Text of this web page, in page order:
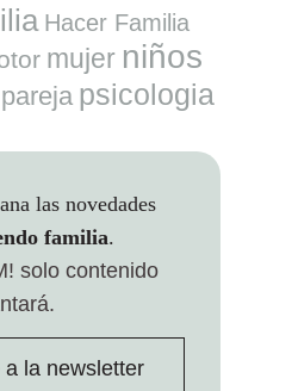
Hacer Familia
mujer niños
pareja psicologia
las novedades
familia.
solo contenido
la newsletter